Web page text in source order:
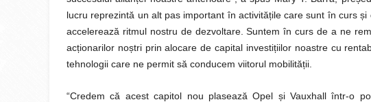
lucru reprezintă un alt pas important în activitățile care sunt în curs
accelerează ritmul nostru de dezvoltare. Suntem în curs de a ne
acționarilor noștri prin alocare de capital investițiilor noastre cu
tehnologii care ne permit să conducem viitorul mobilității.
“Credem că acest capitol nou plasează Opel și Vauxhall într-o